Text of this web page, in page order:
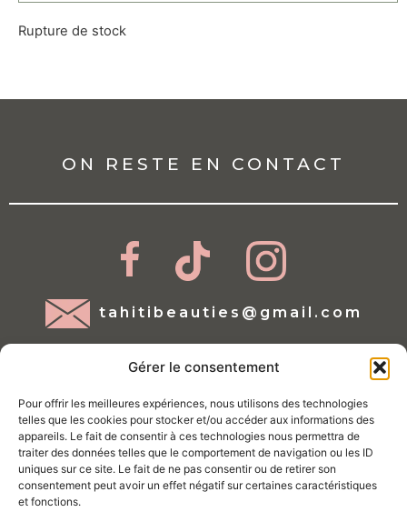
Gérer le consentement
Pour offrir les meilleures expériences, nous utilisons des technologies
telles que les cookies pour stocker et/ou accéder aux informations des
appareils. Le fait de consentir à ces technologies nous permettra de
traiter des données telles que le comportement de navigation ou les ID
uniques sur ce site. Le fait de ne pas consentir ou de retirer son
consentement peut avoir un effet négatif sur certaines caractéristiques
et fonctions.
Rupture de stock
ON RESTE EN CONTACT
tahitibeauties@gmail.com
Mentions légales
Conditions d'utilisations